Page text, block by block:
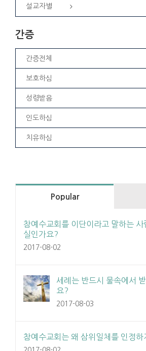
설교자별
간증
간증전체
보호하심
성령받음
인도하심
치유하심
Popular
참예수교회를 이단이라고 말하는
실인가요?
2017-08-02
세례는 반드시 물속에서
요?
2017-08-03
참예수교회는 왜 삼위일체를 인정하